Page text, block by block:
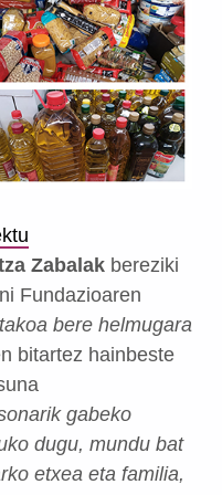
Zabalakbereziki
Fundazioaren
bere helmugara
bitartez hainbeste
gabeko
dugu, mundu bat
etxea eta familia,